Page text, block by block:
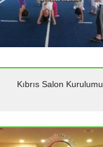
Detaylar
Kıbrıs Salon Kurulumu